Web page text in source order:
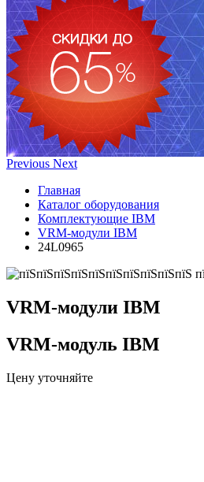
Previous Next
Главная
Каталог оборудования
Комплектующие IBM
VRM-модули IBM
24L0965
VRM-модули IBM
VRM-модуль IBM
Цену уточняйте